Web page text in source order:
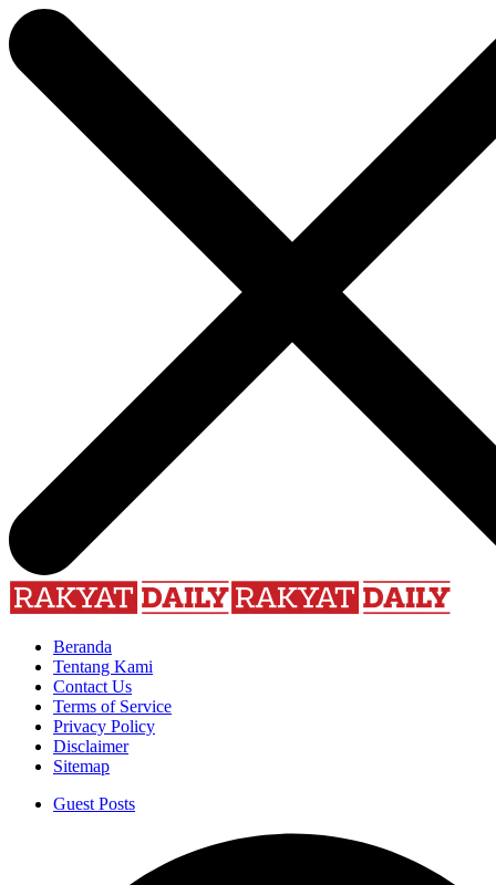
Beranda
Tentang Kami
Contact Us
Terms of Service
Privacy Policy
Disclaimer
Sitemap
Guest Posts